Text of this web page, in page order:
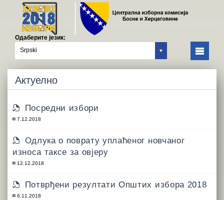
Одаберите језик:
Srpski
Актуелно
Посредни избори
7.12.2018
Одлука о поврату уплаћеног новчаног
износа таксе за овјеру
12.12.2018
Потврђени резултати Општих избора 2018
6.11.2018